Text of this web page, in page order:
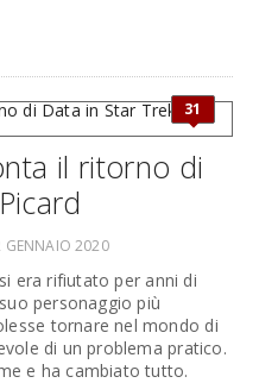
31
il ritorno di
GENNAIO 2020
era rifiutato per anni di
personaggio più
tornare nel mondo di
di un problema pratico.
e ha cambiato tutto.